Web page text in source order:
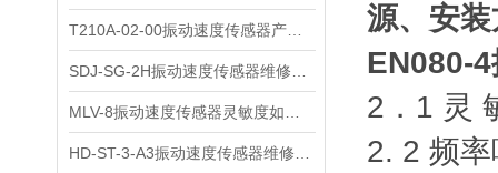
源、安装
EN080-
2．1 灵
2. 2 频